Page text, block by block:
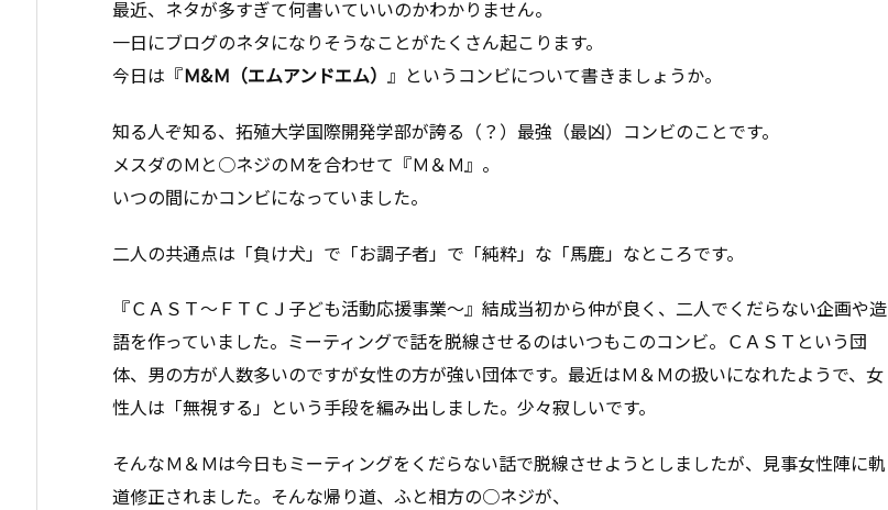
最近、ネタが多すぎて何書いていいのかわかりません。
一日にブログのネタになりそうなことがたくさん起こります。
今日は『Ｍ&Ｍ（エムアンドエム） 』というコンビについて書きましょうか。
知る人ぞ知る、拓殖大学国際開発学部が誇る（？）最強（最凶）コンビのことです。
メスダのＭと○ネジのＭを合わせて『Ｍ＆Ｍ』。
いつの間にかコンビになっていました。
二人の共通点は「負け犬」で「お調子者」で「純粋」な「馬鹿」なところです。
『ＣＡＳＴ〜ＦＴＣＪ子ども活動応援事業〜』結成当初から仲が良く、二人でくだらない企画や造
語を作っていました。ミーティングで話を脱線させるのはいつもこのコンビ。ＣＡＳＴという団
体、男の方が人数多いのですが女性の方が強い団体です。最近はＭ＆Ｍの扱いになれたようで、女
性人は「無視する」という手段を編み出しました。少々寂しいです。
そんなＭ＆Ｍは今日もミーティングをくだらない話で脱線させようとしましたが、見事女性陣に軌
道修正されました。そんな帰り道、ふと相方の○ネジが、